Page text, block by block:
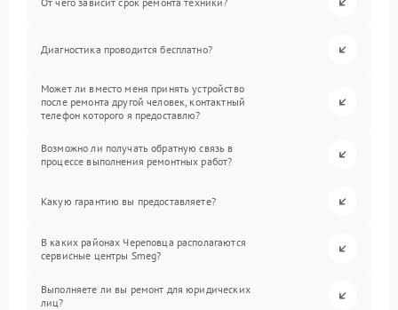
Диагностика проводится бесплатно?
Может ли вместо меня принять устройство
после ремонта другой человек, контактный
телефон которого я предоставлю?
Возможно ли получать обратную связь в
процессе выполнения ремонтных работ?
Какую гарантию вы предоставляете?
В каких районах Череповца располагаются
сервисные центры Smeg?
Выполняете ли вы ремонт для юридических
лиц?